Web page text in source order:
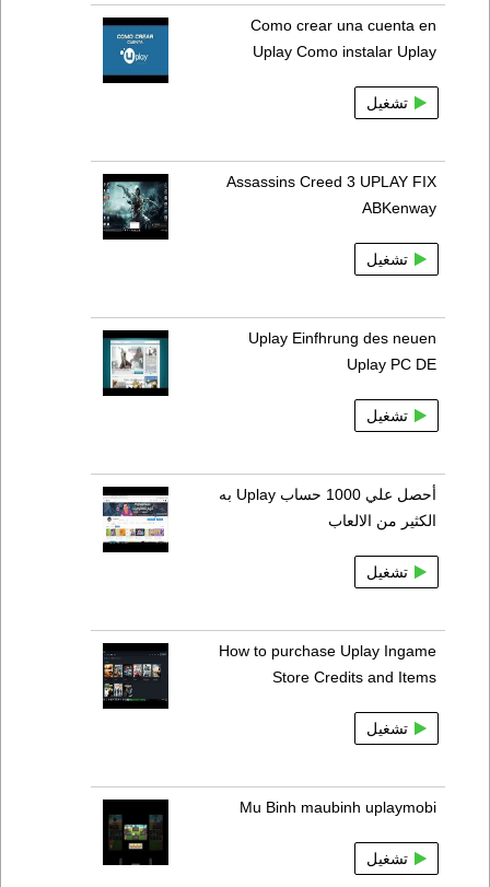
Como crear una cuenta en
Uplay Como instalar Uplay
تشغيل
Assassins Creed 3 UPLAY FIX
ABKenway
تشغيل
Uplay Einfhrung des neuen
Uplay PC DE
تشغيل
أحصل علي 1000 حساب Uplay به
الكثير من الالعاب
تشغيل
How to purchase Uplay Ingame
Store Credits and Items
تشغيل
Mu Binh maubinh uplaymobi
تشغيل